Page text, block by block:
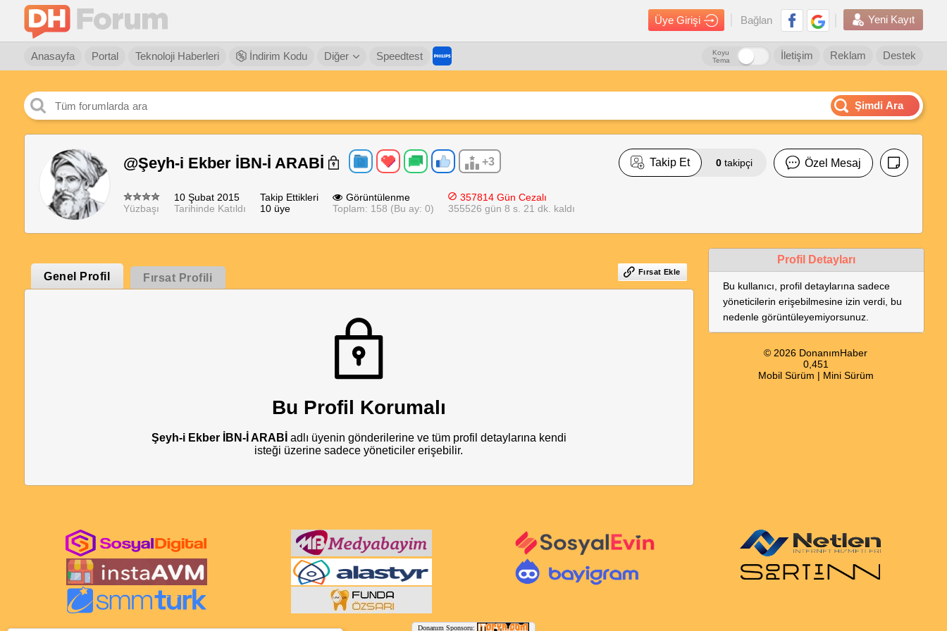
Üye Girişi Bağlan Yeni Kayıt
Anasayfa Portal Teknoloji Haberleri İndirim Kodu Diğer Speedtest Destek
Reklam
İletişim
Koyu
Tema
Şimdi Ara
@Şeyh-i Ekber İBN-İ ARABİ +3 Takip Et 0 takipçi Özel Mesaj
Yüzbaşı
10 Şubat 2015
Tarihinde Katıldı
Takip Ettikleri
10 üye
Görüntülenme
Toplam: 158 (Bu ay: 0)
357814 Gün Cezalı
355526 gün 8 s. 21 dk. kaldı
Genel Profil Fırsat Profili Fırsat Ekle
Bu Profil Korumalı
Şeyh-i Ekber İBN-İ ARABİ adlı üyenin gönderilerine ve tüm profil detaylarına kendi
isteği üzerine sadece yöneticiler erişebilir.
Profil Detayları
Bu kullanıcı, profil detaylarına sadece
yöneticilerin erişebilmesine izin verdi, bu
nedenle görüntüleyemiyorsunuz.
© 2026 DonanımHaber
0,451
Mobil Sürüm | Mini Sürüm
Donanım Sponsoru: